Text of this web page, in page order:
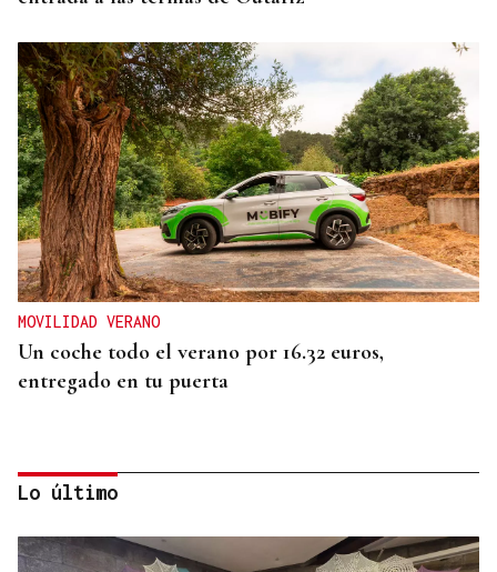
MOVILIDAD VERANO
Un coche todo el verano por 16.32 euros,
entregado en tu puerta
Lo último